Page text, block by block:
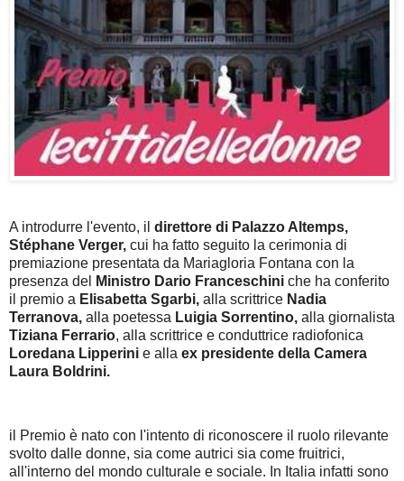
A introdurre l'evento, il direttore di Palazzo Altemps,
Stéphane Verger, cui ha fatto seguito la cerimonia di
premiazione presentata da Mariagloria Fontana con la
presenza del
Ministro Dario Franceschini che ha conferito
il premio a Elisabetta Sgarbi, alla scrittrice Nadia
Terranova, alla poetessa Luigia Sorrentino, alla giornalista
Tiziana Ferrario, alla scrittrice e conduttrice radiofonica
Loredana Lipperini e alla ex presidente della Camera
Laura Boldrini.
il Premio è nato con l'intento di riconoscere il ruolo rilevante
svolto dalle donne, sia come autrici sia come fruitrici,
all'interno del mondo culturale e sociale. In Italia infatti sono